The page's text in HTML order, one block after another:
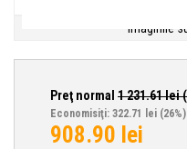
Imaginile
Preţ normal 1 231.61lei
Economisiţi: 322.71 lei (26%)
908.90 lei